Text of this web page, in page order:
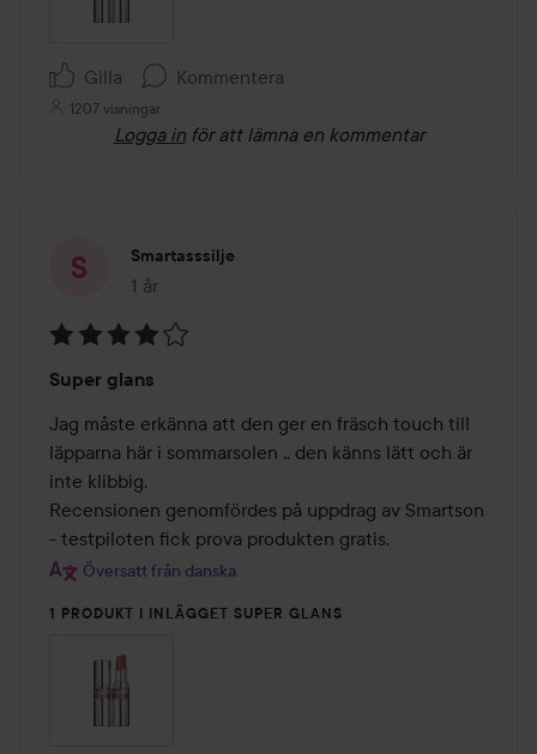
Gilla Kommentera
1207 visningar
Logga in för att lämna en kommentar
Smartasssilje
1 år
Inlägget skapades 1 år
4
av
5
Super glans
Jag måste erkänna att den ger en fräsch touch till
läpparna här i sommarsolen .. den känns lätt och är
inte klibbig.
Recensionen genomfördes på uppdrag av Smartson
- testpiloten fick prova produkten gratis.
Översatt från danska
1 PRODUKT I INLÄGGET SUPER GLANS